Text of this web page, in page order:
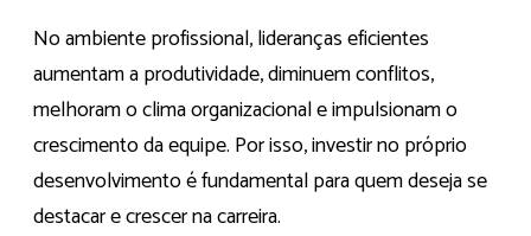
No ambiente profissional, lideranças eficientes
aumentam a produtividade, diminuem conflitos,
melhoram o clima organizacional e impulsionam o
crescimento da equipe. Por isso, investir no próprio
desenvolvimento é fundamental para quem deseja se
destacar e crescer na carreira.